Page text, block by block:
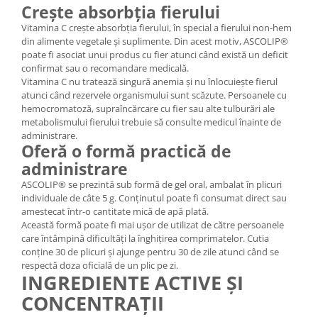
Crește absorbția fierului
Vitamina C crește absorbția fierului, în special a fierului non-hem
din alimente vegetale și suplimente. Din acest motiv, ASCOLIP®
poate fi asociat unui produs cu fier atunci când există un deficit
confirmat sau o recomandare medicală.
Vitamina C nu tratează singură anemia și nu înlocuiește fierul
atunci când rezervele organismului sunt scăzute. Persoanele cu
hemocromatoză, supraîncărcare cu fier sau alte tulburări ale
metabolismului fierului trebuie să consulte medicul înainte de
administrare.
Oferă o formă practică de
administrare
ASCOLIP® se prezintă sub formă de gel oral, ambalat în plicuri
individuale de câte 5 g. Conținutul poate fi consumat direct sau
amestecat într-o cantitate mică de apă plată.
Această formă poate fi mai ușor de utilizat de către persoanele
care întâmpină dificultăți la înghițirea comprimatelor. Cutia
conține 30 de plicuri și ajunge pentru 30 de zile atunci când se
respectă doza oficială de un plic pe zi.
INGREDIENTE ACTIVE ȘI
CONCENTRAȚII